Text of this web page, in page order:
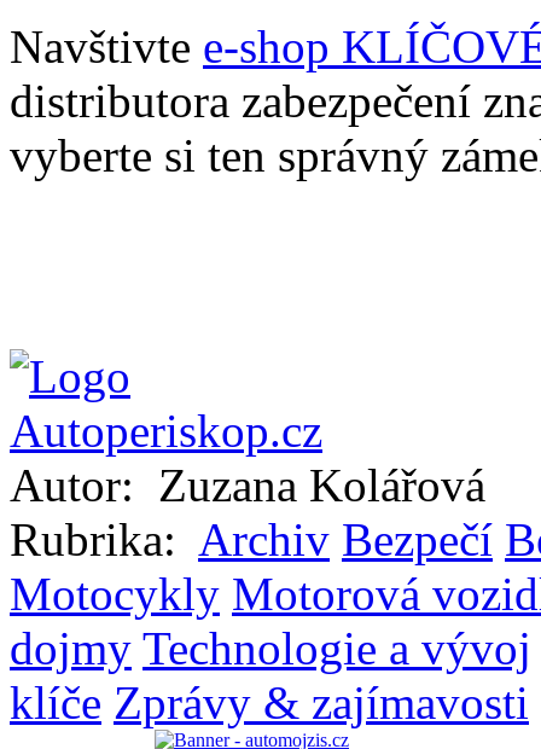
Navštivte e-shop
distributora zabezpečení
vyberte si ten správný
Autor: Zuzana Kolářová
Rubrika: Archiv Bezpečí
Motocykly Motorová
dojmy Technologie a vývoj
klíče Zprávy & zajímavosti